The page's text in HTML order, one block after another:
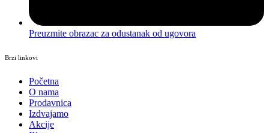
Preuzmite obrazac za odustanak od ugovora
Brzi linkovi
Početna
O nama
Prodavnica
Izdvajamo
Akcije